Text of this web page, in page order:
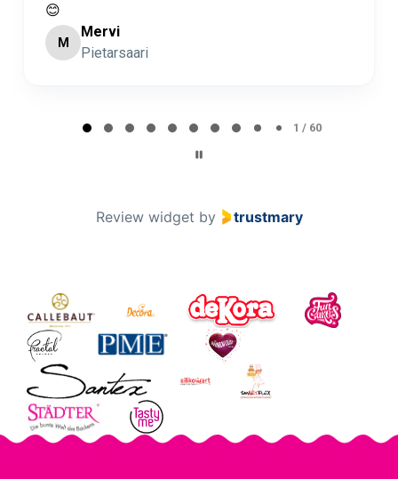
😊
M
Mervi
Pietarsaari
1 / 60
Review widget by trustmary